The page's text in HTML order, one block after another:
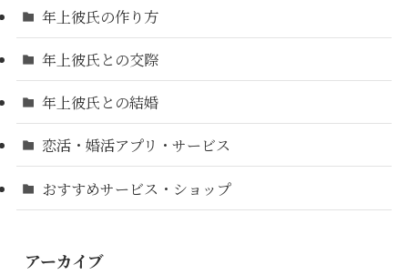
年上彼氏の作り方
年上彼氏との交際
年上彼氏との結婚
恋活・婚活アプリ・サービス
おすすめサービス・ショップ
アーカイブ